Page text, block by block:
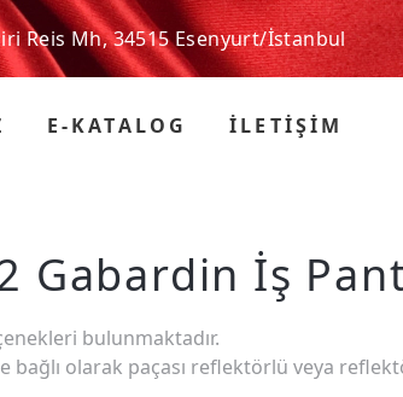
Reis Mh, 34515 Esenyurt/İstanbul
E-KATALOG İLETİŞİM
Gabardin İş
bulunmaktadır.
bağlı olarak paçası reflektörlü veya